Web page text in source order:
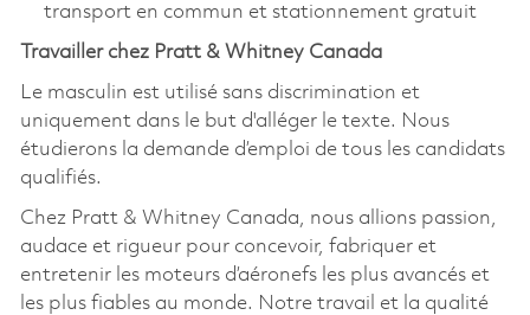
transport en commun et stationnement gratuit
Travailler chez Pratt & Whitney Canada
Le masculin est utilisé sans discrimination et
uniquement dans le but d'alléger le texte. Nous
étudierons la demande d’emploi de tous les candidats
qualifiés.
Chez Pratt & Whitney Canada, nous allions passion,
audace et rigueur pour concevoir, fabriquer et
entretenir les moteurs d’aéronefs les plus avancés et
les plus fiables au monde. Notre travail et la qualité